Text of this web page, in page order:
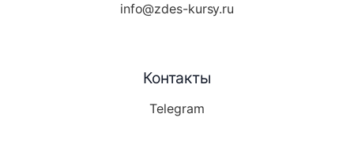
info@zdes-kursy.ru
Контакты
Telegram